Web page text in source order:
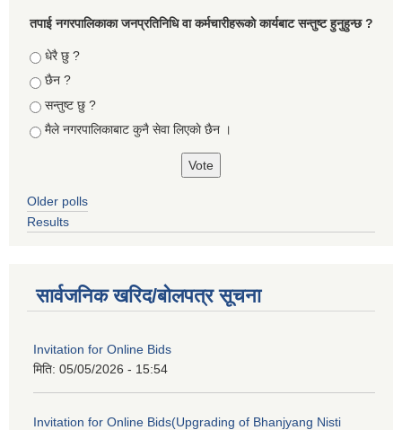
तपा‌ई नगरपालिकाका जनप्रतिनिधि वा कर्मचारीहरूकाे कार्यबाट सन्तुष्ट हुनुहुन्छ ?
Choices
धेरै छु ?
छैन ?
सन्तुष्ट छु ?
मैले नगरपालिकाबाट कुनै सेवा लिएकाे छैन ।
Older polls
Results
सार्वजनिक खरिद/बोलपत्र सूचना
Invitation for Online Bids
मिति: 05/05/2026 - 15:54
Invitation for Online Bids(Upgrading of Bhanjyang Nisti